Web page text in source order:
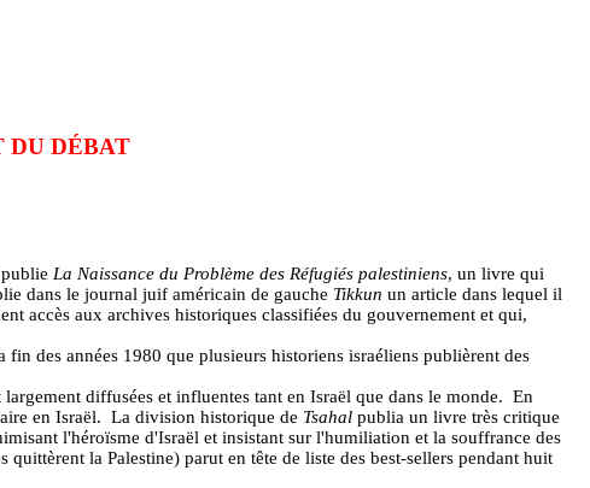
DÉBAT
La Naissance du Problème des Réfugiés palestiniens, un livre qui
dans le journal juif américain de gauche Tikkun un article dans lequel il
accès aux archives historiques classifiées du gouvernement et qui,
fin des années 1980 que plusieurs historiens israéliens publièrent des
diffusées et influentes tant en Israël que dans le monde. En
en Israël. La division historique de Tsahal publia un livre très critique
l'héroïsme d'Israël et insistant sur l'humiliation et la souffrance des
la Palestine) parut en tête de liste des best-sellers pendant huit